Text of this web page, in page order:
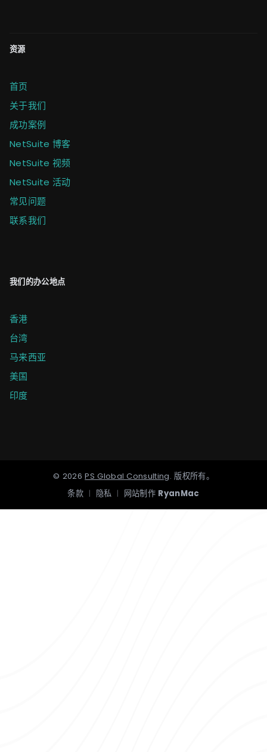
资源
首页
关于我们
成功案例
NetSuite 博客
NetSuite 视频
NetSuite 活动
常见问题
联系我们
我们的办公地点
香港
台湾
马来西亚
美国
印度
© 2026 PS Global Consulting.版权所有。
条款 | 隐私 | 网站制作 RyanMac